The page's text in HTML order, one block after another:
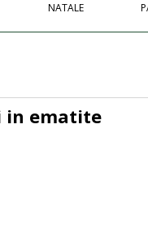
NATALE
in ematite